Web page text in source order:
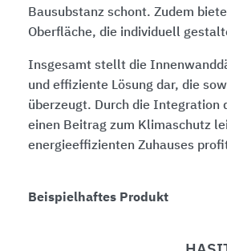
Bausubstanz schont. Zudem
Oberfläche, die individuell
Insgesamt stellt die
und effiziente Lösung dar, die
überzeugt. Durch die Integration
einen Beitrag zum Klimaschutz
energieeffizienten Zuhauses
Beispielhaftes Produkt